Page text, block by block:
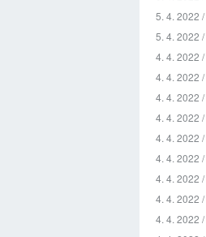
5. 4. 2022 /
5. 4. 2022 /
4. 4. 2022 /
4. 4. 2022 /
4. 4. 2022 /
4. 4. 2022 /
4. 4. 2022 /
4. 4. 2022 /
4. 4. 2022 /
4. 4. 2022 /
4. 4. 2022 /